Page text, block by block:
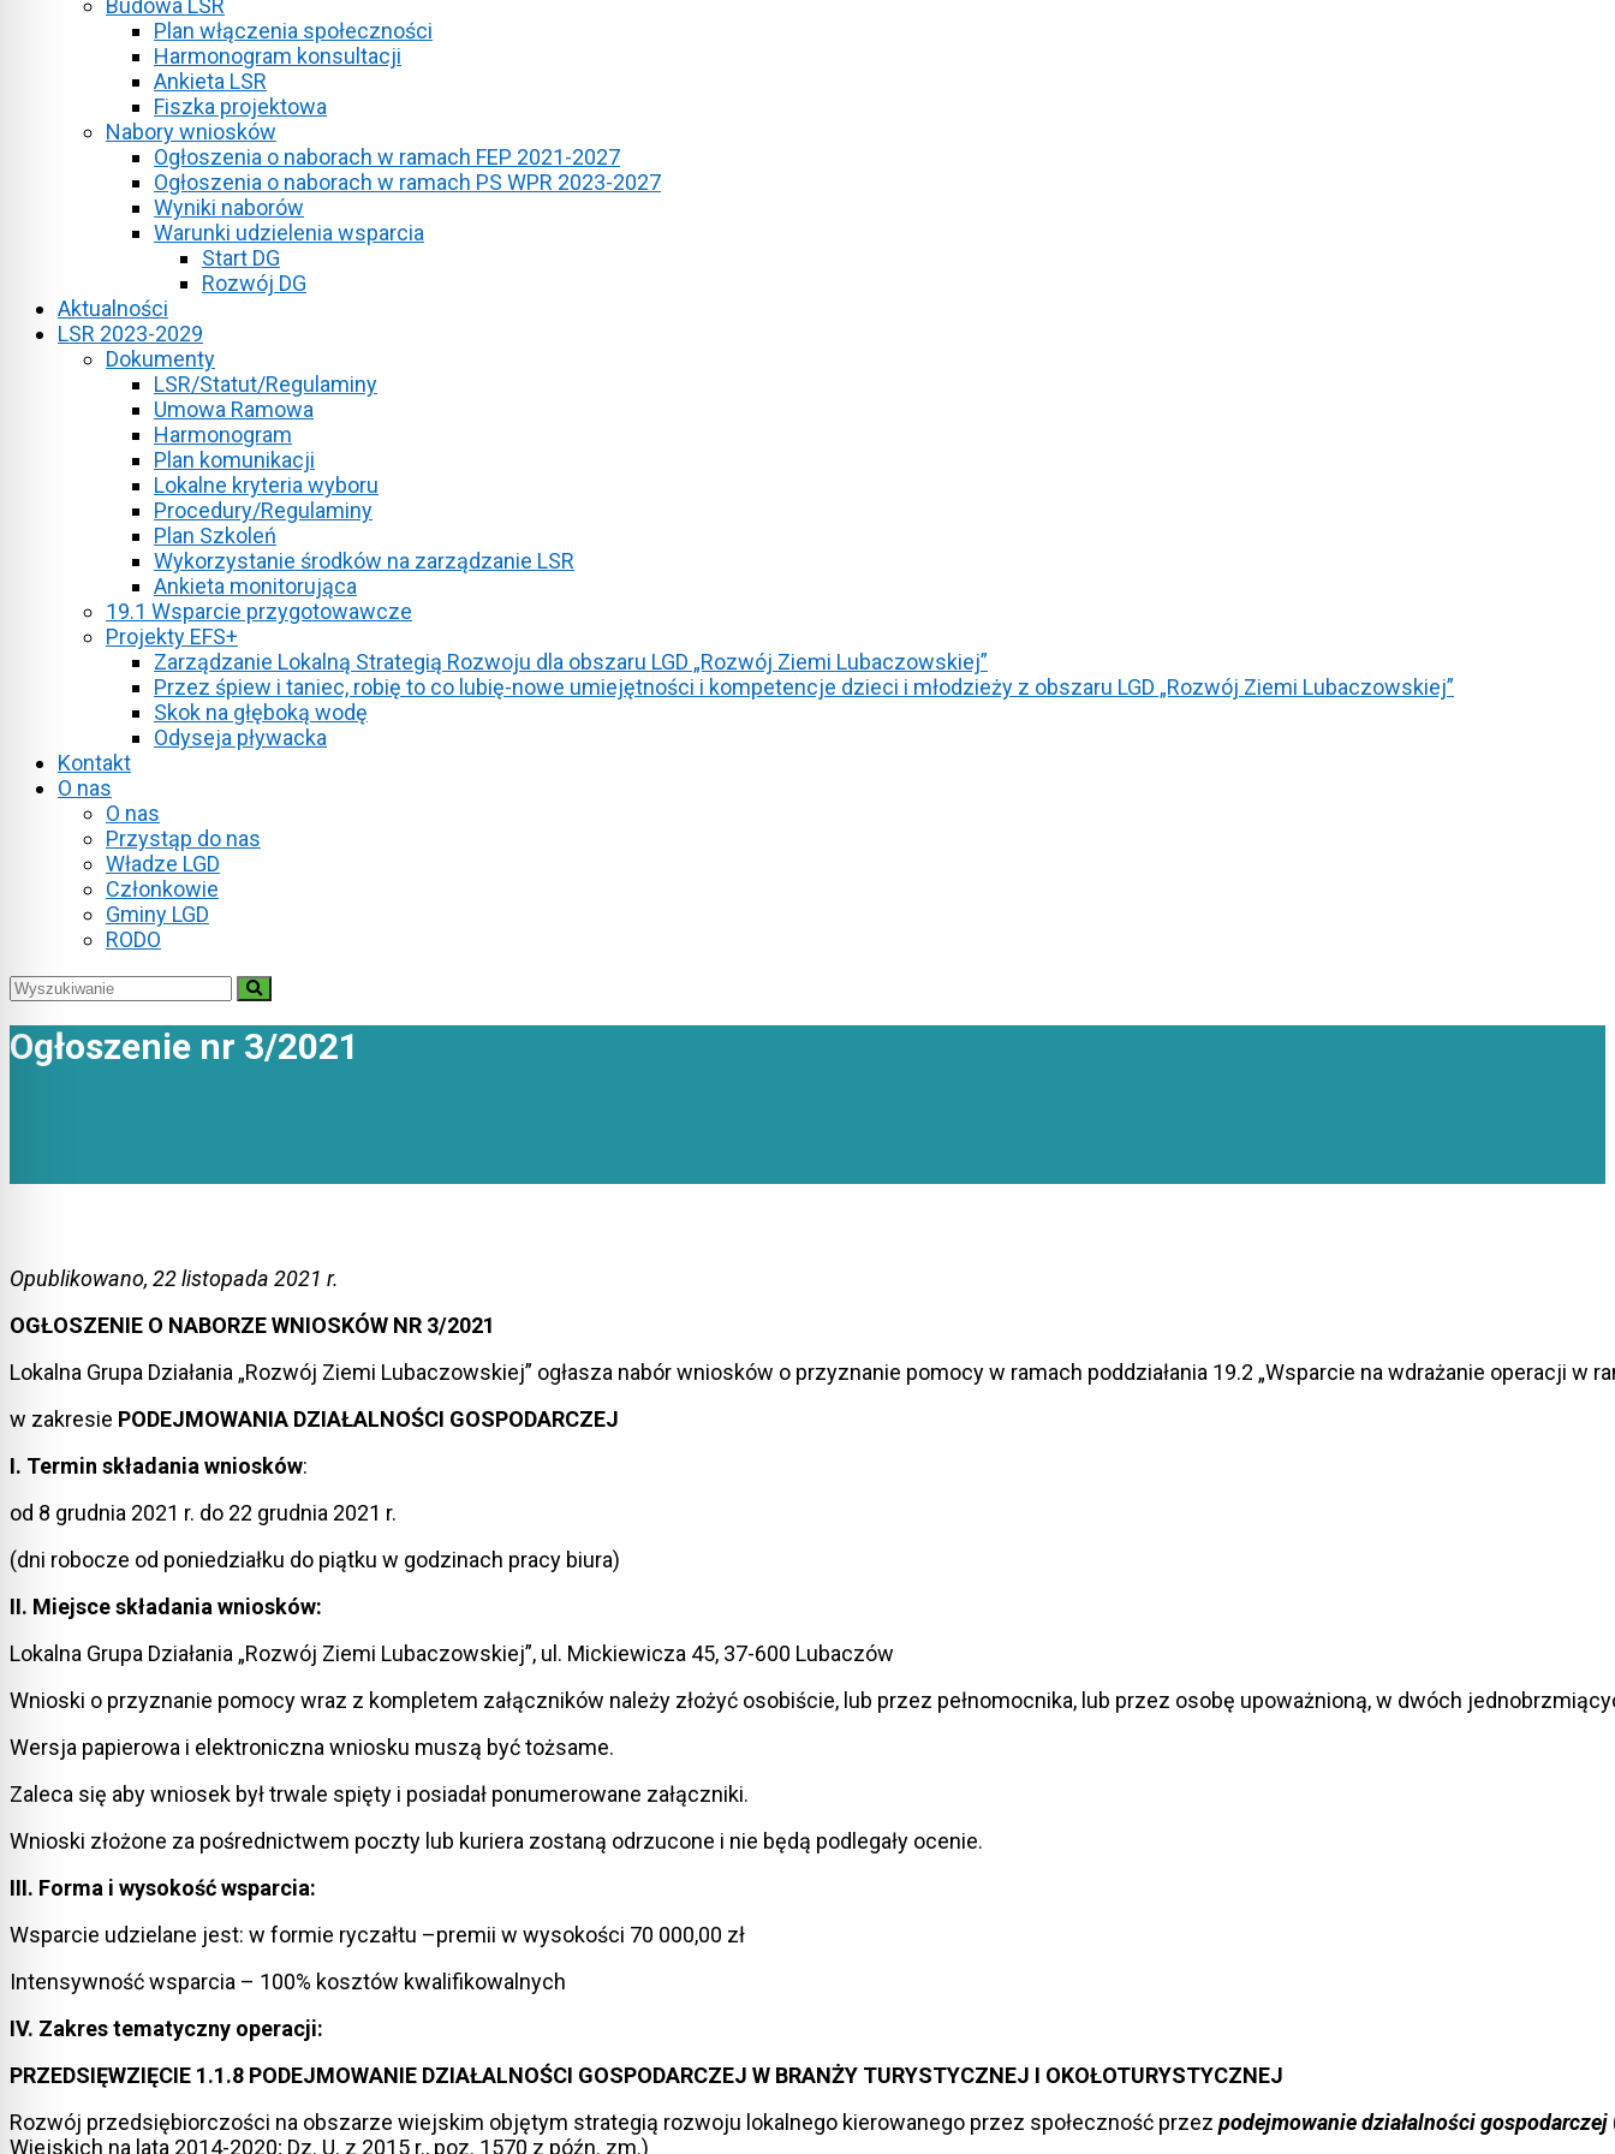
Budowa LSR
Plan włączenia społeczności
Harmonogram konsultacji
Ankieta LSR
Fiszka projektowa
Nabory wniosków
Ogłoszenia o naborach w ramach FEP 2021-2027
Ogłoszenia o naborach w ramach PS WPR 2023-2027
Wyniki naborów
Warunki udzielenia wsparcia
Start DG
Rozwój DG
Aktualności
LSR 2023-2029
Dokumenty
LSR/Statut/Regulaminy
Umowa Ramowa
Harmonogram
Plan komunikacji
Lokalne kryteria wyboru
Procedury/Regulaminy
Plan Szkoleń
Wykorzystanie środków na zarządzanie LSR
Ankieta monitorująca
19.1 Wsparcie przygotowawcze
Projekty EFS+
Zarządzanie Lokalną Strategią Rozwoju dla obszaru LGD „Rozwój Ziemi Lubaczowskiej”
Przez śpiew i taniec, robię to co lubię-nowe umiejętności i kompetencje dzieci i młodzieży z obszaru LGD „Rozwój Ziemi Lubaczowskiej”
Skok na głęboką wodę
Odyseja pływacka
Kontakt
O nas
O nas
Przystąp do nas
Władze LGD
Członkowie
Gminy LGD
RODO
Ogłoszenie nr 3/2021
Opublikowano, 22 listopada 2021 r.
OGŁOSZENIE O NABORZE WNIOSKÓW NR 3/2021
Lokalna Grupa Działania „Rozwój Ziemi Lubaczowskiej” ogłasza nabór wniosków o przyznanie pomocy w ramach poddziałania 19.2 „Wsparcie na wdrażanie
w zakresie PODEJMOWANIA DZIAŁALNOŚCI GOSPODARCZEJ
I. Termin składania wniosków:
od 8 grudnia 2021 r. do 22 grudnia 2021 r.
(dni robocze od poniedziałku do piątku w godzinach pracy biura)
II. Miejsce składania wniosków:
Lokalna Grupa Działania „Rozwój Ziemi Lubaczowskiej”, ul. Mickiewicza 45, 37-600 Lubaczów
Wnioski o przyznanie pomocy wraz z kompletem załączników należy złożyć osobiście, lub przez pełnomocnika, lub przez osobę upoważnioną, w dwóch
Wersja papierowa i elektroniczna wniosku muszą być tożsame.
Zaleca się aby wniosek był trwale spięty i posiadał ponumerowane załączniki.
Wnioski złożone za pośrednictwem poczty lub kuriera zostaną odrzucone i nie będą podlegały ocenie.
III. Forma i wysokość wsparcia:
Wsparcie udzielane jest: w formie ryczałtu –premii w wysokości 70 000,00 zł
Intensywność wsparcia – 100% kosztów kwalifikowalnych
IV. Zakres tematyczny operacji:
PRZEDSIĘWZIĘCIE 1.1.8 PODEJMOWANIE DZIAŁALNOŚCI GOSPODARCZEJ W BRANŻY TURYSTYCZNEJ I OKOŁOTURYSTYCZNEJ
Rozwój przedsiębiorczości na obszarze wiejskim objętym strategią rozwoju lokalnego kierowanego przez społeczność przez podejmowanie działalności gospodarczej
Wiejskich na lata 2014-2020; Dz. U. z 2015 r., poz. 1570 z późn. zm.)